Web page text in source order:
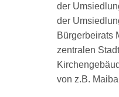
der
der
Bürgerbeirats
zentralen
von z.B.